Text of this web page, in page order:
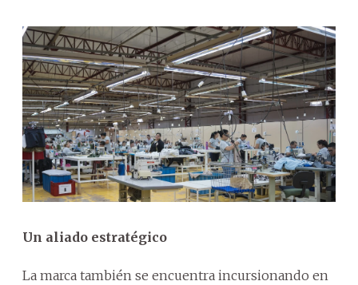
Un aliado estratégico
La marca también se encuentra incursionando en